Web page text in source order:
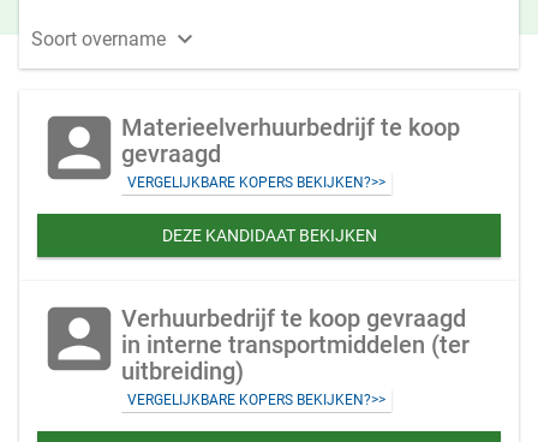
Soort overname 
account_box Materieelverhuurbedrijf te koop
gevraagd
VERGELIJKBARE KOPERS BEKIJKEN?>>
DEZE KANDIDAAT BEKIJKEN
account_box Verhuurbedrijf te koop gevraagd
in interne transportmiddelen (ter
uitbreiding)
VERGELIJKBARE KOPERS BEKIJKEN?>>